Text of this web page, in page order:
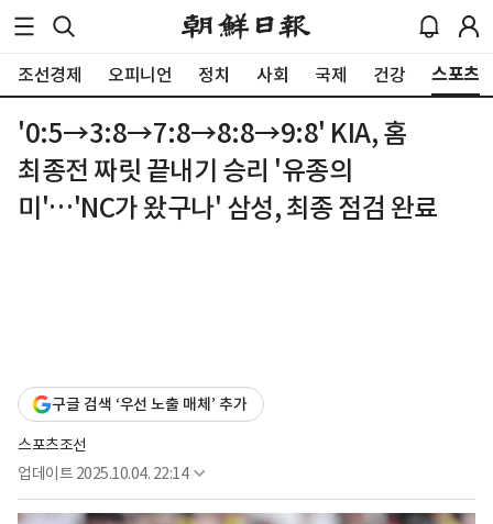
조선경제 오피니언 정치 사회 국제 건강 스포츠
'0:5→3:8→7:8→8:8→9:8' KIA, 홈
최종전 짜릿 끝내기 승리 '유종의
미'…'NC가 왔구나' 삼성, 최종 점검 완료
구글 검색 ‘우선 노출 매체’ 추가
스포츠조선
업데이트 2025.10.04. 22:14